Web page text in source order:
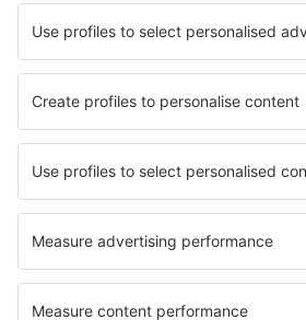
Hotely in Sieste Hotely in Pelican Key
Hotely in Kizimkazi Hotely in Gimileo
Hotely in Fertőhomok Hotely in
Hotely in Wodzislaw Hotely in
Nejlepší hotely - regiony
Hotely v Anglii Hotely ve Walesu